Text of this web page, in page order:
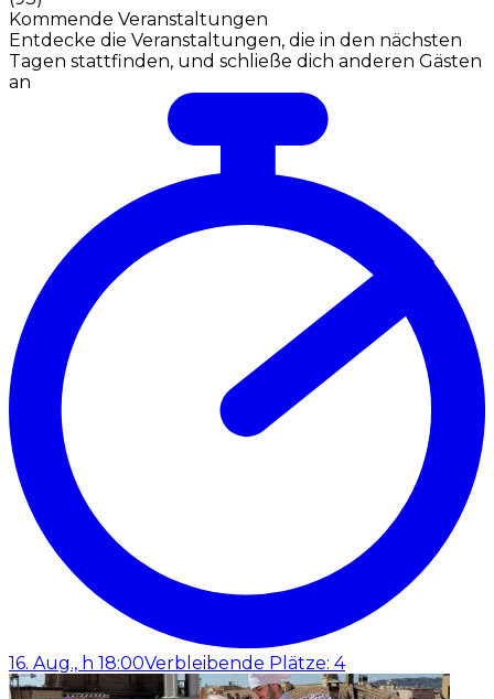
Kommende Veranstaltungen
Entdecke die Veranstaltungen, die in den nächsten
Tagen stattfinden, und schließe dich anderen Gästen
an
16. Aug., h 18:00Verbleibende Plätze: 4